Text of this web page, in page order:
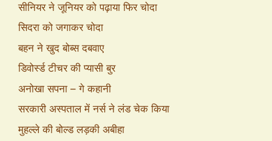
सीनियर ने जूनियर को पढ़ाया फिर चोदा
सिदरा को जगाकर चोदा
बहन ने खुद बोब्स दबवाए
डिवोर्स्ड टीचर की प्यासी बुर
अनोखा सपना – गे कहानी
सरकारी अस्पताल में नर्स ने लंड चेक किया
मुहल्ले की बोल्ड लड़की अबीहा